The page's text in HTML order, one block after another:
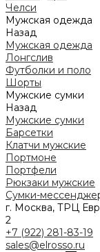
Челси
Мужская одежда
Назад
Мужская одежда
Лонгслив
Футболки и поло
Шорты
Мужские сумки
Назад
Мужские сумки
Барсетки
Клатчи мужские
Портмоне
Портфели
Рюкзаки мужские
Сумки-
г. Москва, ТРЦ
2
+7 (922) 281-83-19
sales@elrosso.ru